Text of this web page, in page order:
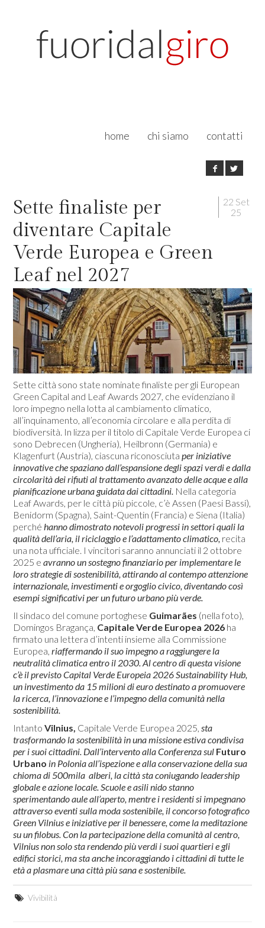
home chi siamo contatti
22 Set
25
Sette finaliste per
diventare Capitale
Verde Europea e Green
Leaf nel 2027
Sette città sono state nominate finaliste per gli European
Green Capital and Leaf Awards 2027, che evidenziano il
loro impegno nella lotta al cambiamento climatico,
all’inquinamento, all’economia circolare e alla perdita di
biodiversità. In lizza per il titolo di Capitale Verde Europea ci
sono Debrecen (Ungheria), Heilbronn (Germania) e
Klagenfurt (Austria), ciascuna riconosciutaper iniziative
innovative che spaziano dall’espansione degli spazi verdi e dalla
circolarità dei rifiuti al trattamento avanzato delle acque e alla
pianificazione urbana guidata dai cittadini. Nella categoria
Leaf Awards, per le città più piccole, c’è Assen (Paesi Bassi),
Benidorm (Spagna), Saint-Quentin (Francia) e Siena (Italia)
perchéhanno dimostrato notevoli progressi in settori quali la
qualità dell’aria, il riciclaggio e l’adattamento climatico, recita
una nota ufficiale. I vincitori saranno annunciati il ​​2 ottobre
2025 eavranno un sostegno finanziario per implementare le
loro strategie di sostenibilità, attirando al contempo attenzione
internazionale, investimenti e orgoglio civico, diventando così
esempi significativi per un futuro urbano più verde.
Il sindaco del comune portoghese Guimarães (nella foto),
Domingos Bragança, Capitale Verde Europea 2026 ha
firmato una lettera d’intenti insieme alla Commissione
Europea,riaffermando il suo impegno a raggiungere la
neutralità climatica entro il 2030.Al centro di questa visione
c’è il previsto Capital Verde Europeia 2026 Sustainability Hub,
un investimento da 15 milioni di euro destinato a promuovere
la ricerca, l’innovazione e l’impegno della comunità nella
sostenibilità.
IntantoVilnius, Capitale Verde Europea 2025,sta
trasformando la sostenibilità in una missione estiva condivisa
per i suoi cittadini. Dall’intervento alla Conferenza sul Futuro
Urbano in Polonia all’ispezione e alla conservazione della sua
chioma di 500mila alberi, la città sta coniugando leadership
globale e azione locale. Scuole e asili nido stanno
sperimentando aule all’aperto, mentre i residenti si impegnano
attraverso eventi sulla moda sostenibile, il concorso fotografico
Green Vilnius e iniziative per il benessere, come la meditazione
su un filobus. Con la partecipazione della comunità al centro,
Vilnius non solo sta rendendo più verdi i suoi quartieri e gli
edifici storici, ma sta anche incoraggiando i cittadini di tutte le
età a plasmare una città più sana e sostenibile.
Vivibilità